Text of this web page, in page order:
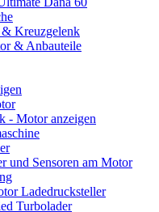
Kreuzgelenk
& Anbauteile
- Motor anzeigen
und Sensoren am Motor
Ladedrucksteller
Turbolader